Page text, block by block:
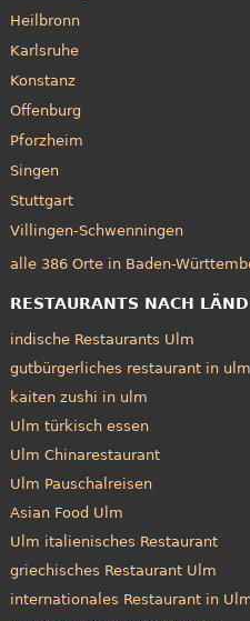
Heilbronn
Karlsruhe
Konstanz
Offenburg
Pforzheim
Singen
Stuttgart
Villingen-Schwenningen
alle 386 Orte in Baden-
RESTAURANTS NACH
indische Restaurants Ulm
gutbürgerliches restaurant in ulm
kaiten zushi in ulm
Ulm türkisch essen
Ulm Chinarestaurant
Ulm Pauschalreisen
Asian Food Ulm
Ulm italienisches Restaurant
griechisches Restaurant Ulm
internationales Restaurant in